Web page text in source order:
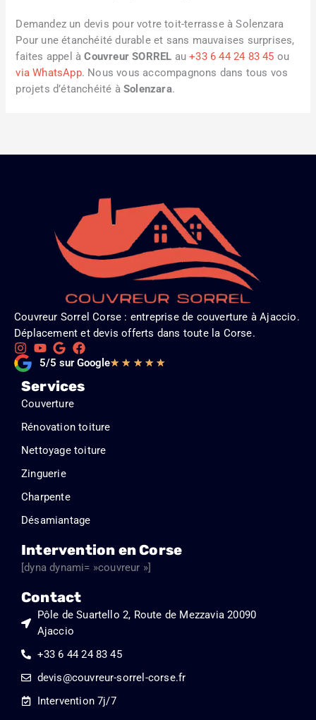
Demandez un devis pour votre toit-terrasse à Solenzara
Pour une étanchéité durable et sans mauvaises surprises,
faites appel àCouvreur SORREL au+33 6 44 24 83 45 ou
via WhatsApp. Nous vous accompagnons dans tous vos
projets d’étanchéité àSolenzara.
Couvreur Sorrel Corse : entreprise de couverture à Ajaccio.
Déplacement et devis offerts dans toute la Corse.
5/5 sur Google★ ★ ★ ★ ★Noté
Services
Couverture
Rénovation toiture
Nettoyage toiture
Zinguerie
Charpente
Désamiantage
Intervention en Corse
[dyna dynami= »couvreur »]
Contact
Pôle de Suartello 2, Route de Mezzavia 20090
Ajaccio
+33 6 44 24 83 45
devis@couvreur-sorrel-corse.fr
Intervention 7j/7